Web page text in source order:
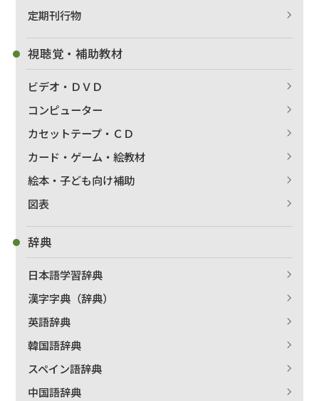
定期刊行物
視聴覚・補助教材
ビデオ・ＤＶＤ
コンピューター
カセットテープ・ＣＤ
カード・ゲーム・絵教材
絵本・子ども向け補助
図表
辞典
日本語学習辞典
漢字字典（辞典）
英語辞典
韓国語辞典
スペイン語辞典
中国語辞典